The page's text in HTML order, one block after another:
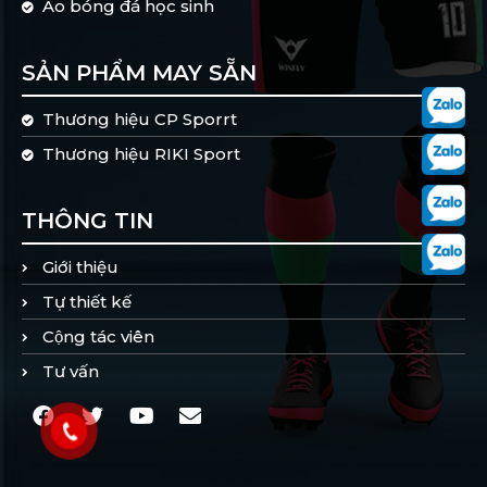
Áo bóng đá học sinh
SẢN PHẨM MAY SẴN
Thương hiệu CP Sporrt
Thương hiệu RIKI Sport
THÔNG TIN
Giới thiệu
Tự thiết kế
Cộng tác viên
Tư vấn